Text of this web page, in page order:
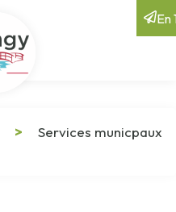
En
>
Services municpaux